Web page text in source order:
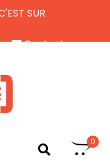
SUR
Contactez-nous
0